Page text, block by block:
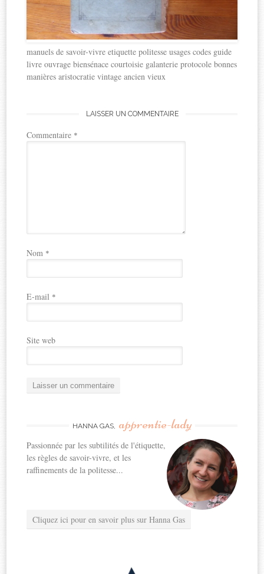
manuels de savoir-vivre etiquette politesse usages codes guide
livre ouvrage biensénace courtoisie galanterie protocole bonnes
manières aristocratie vintage ancien vieux
LAISSER UN COMMENTAIRE
Commentaire *
Nom *
E-mail *
Site web
HANNA GAS, apprentie-lady
Passionnée par les subtilités de l'étiquette,
les règles de savoir-vivre, et les
raffinements de la politesse...
Cliquez ici pour en savoir plus sur Hanna Gas